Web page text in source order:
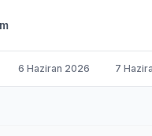
6 Haziran 2026 7